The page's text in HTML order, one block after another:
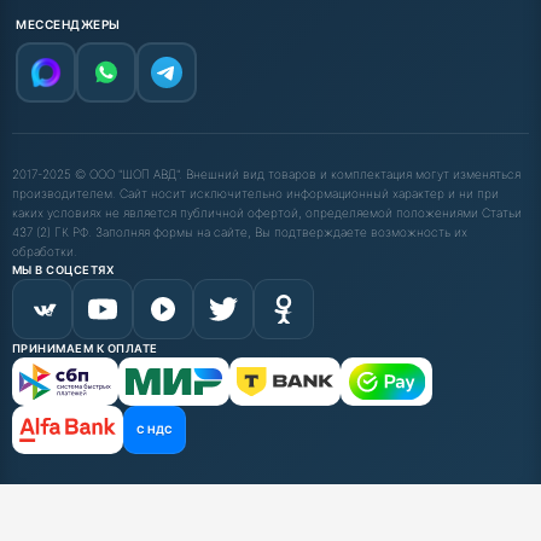
МЕССЕНДЖЕРЫ
2017-2025 © ООО "ШОП АВД". Внешний вид товаров и комплектация могут изменяться
производителем. Сайт носит исключительно информационный характер и ни при
каких условиях не является публичной офертой, определяемой положениями Статьи
437 (2) ГК РФ. Заполняя формы на сайте, Вы подтверждаете возможность их
обработки.
МЫ В СОЦСЕТЯХ
ПРИНИМАЕМ К ОПЛАТЕ
С НДС